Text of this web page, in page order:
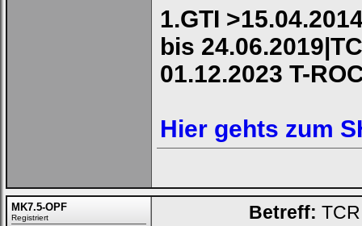
1.GTI
bis
01.12.2023 T-
Hier gehts zum
MK7.5-OPF
Registriert Betreff: